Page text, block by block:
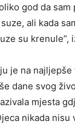
god da
ali kada
su krenule”,
je na
dane svog
mjesta
nikada nisu